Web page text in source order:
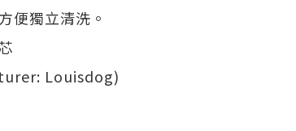
便獨立清洗。
Louisdog)